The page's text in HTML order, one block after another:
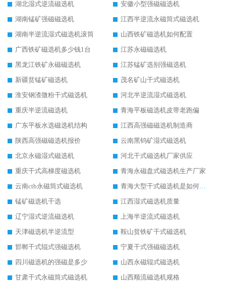
湖北湿式逆流磁选机
安徽小型强磁磁选机
湖南锰矿强磁磁选机
江西半逆流永磁筒式磁选机
湖南半逆流湿式磁选机滚筒
山西铁矿磁选机如何配置
广西铁矿磁选机多少钱1台
江苏永磁磁选机
黑龙江铁矿永磁磁选机
江苏锰矿选别强磁选机
新疆贫锰矿磁选机
茂名矿山干式磁选机
淮安钢渣微粉干式磁选机
河北半逆流湿式磁选机
重庆半逆流磁选机
青海平板磁选机皮带老跑偏
广东平板水选磁选机结构
江西高强磁磁选机制造商
陕西高强磁磁选机报价
云南黑钨矿湿式磁选机
北京永磁湿式磁选机
河北干式磁选机厂家供应
重庆干式高梯度磁选机
青海永磁盘式磁选机生产厂家
云南ctb永磁筒式磁选机
青海大型干式磁选机是如何选矿的
锰矿磁选机干选
江西湿式磁选机质量
辽宁湿式逆流磁选机
上海半逆流式磁选机
天津磁选机半逆流型
鞍山贫铁矿干式磁选机
邯郸干式辊式强磁选机
宁夏干式强磁磁选机
四川磁选机的强磁是多少
山西永磁辊式磁选机
甘肃干式永磁筒式磁选机
山西顺流磁选机规格